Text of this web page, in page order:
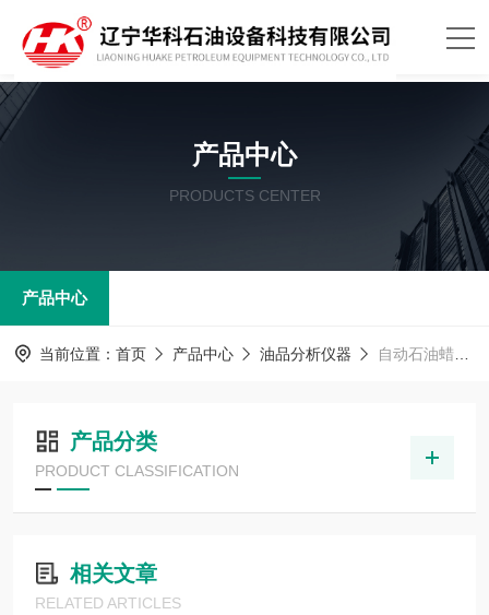
产品中心
PRODUCTS CENTER
产品中心
当前位置： 首页 产品中心 油品分析仪器 自动石油蜡熔点测定器
产品分类
PRODUCT CLASSIFICATION
相关文章
RELATED ARTICLES